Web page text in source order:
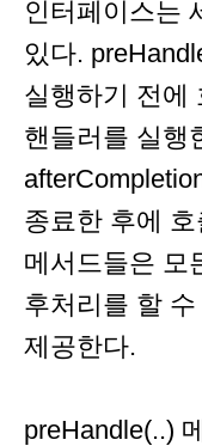
인터페이스는
있다.
실행하기 전에
핸들러를 실행
종료한 후에
메서드들은 모
후처리를 할
제공한다.
preHandle(..)